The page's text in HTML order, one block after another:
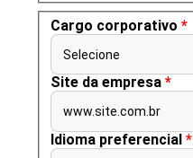
Cargo corporativo *
Selecione
Site da empresa *
www.site.com.br
Idioma preferencial *